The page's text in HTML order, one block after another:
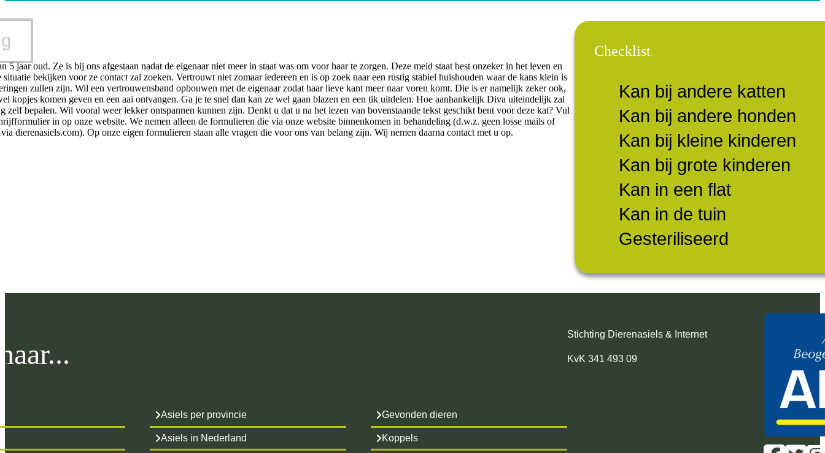
5 jaar oud. Ze is bij ons afgestaan nadat de eigenaar niet meer in staat was om voor haar te zorgen. Deze meid staat best onzeker in het leven en
situatie bekijken voor ze contact zal zoeken. Vertrouwt niet zomaar iedereen en is op zoek naar een rustig stabiel huishouden waar de kans klein is
zullen zijn. Wil een vertrouwensband opbouwen met de eigenaar zodat haar lieve kant meer naar voren komt. Die is er namelijk zeker ook,
kopjes komen geven en een aai ontvangen. Ga je te snel dan kan ze wel gaan blazen en een tik uitdelen. Hoe aanhankelijk Diva uiteindelijk zal
zelf bepalen. Wil vooral weer lekker ontspannen kunnen zijn. Denkt u dat u na het lezen van bovenstaande tekst geschikt bent voor deze kat? Vul
in op onze website. We nemen alleen de formulieren die via onze website binnenkomen in behandeling (d.w.z. geen losse mails of
dierenasiels.com). Op onze eigen formulieren staan alle vragen die voor ons van belang zijn. Wij nemen daarna contact met u op.
Checklist
Kan bij andere katten
Kan bij andere honden
Kan bij kleine kinderen
Kan bij grote kinderen
Kan in een flat
Kan in de tuin
Gesteriliseerd
Asiels per provincie
Asiels in Nederland
Gevonden dieren
Koppels
Stichting Dierenasiels & Internet
KvK 341 493 09